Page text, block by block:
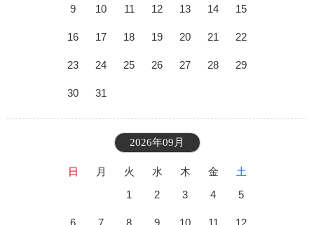
9 10 11 12 13 14 15
16 17 18 19 20 21 22
23 24 25 26 27 28 29
30 31
2026年09月
日 月 火 水 木 金
土
1
2 3 4 5
6 7 8 9 10 11 12